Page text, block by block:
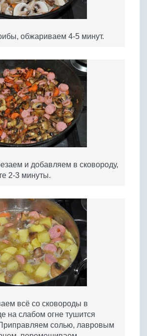
обжариваем 4-5 минут.
и добавляем в сковороду,
2-3 минуты.
всё со сковороды в
на слабом огне тушится
солью, лавровым